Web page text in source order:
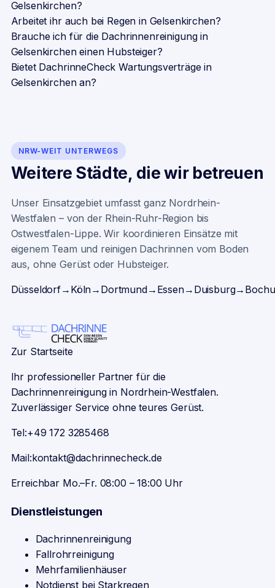
Gelsenkirchen?
Arbeitet ihr auch bei Regen in Gelsenkirchen?
Brauche ich für die Dachrinnenreinigung in
Gelsenkirchen einen Hubsteiger?
Bietet DachrinneCheck Wartungsverträge in
Gelsenkirchen an?
NRW-WEIT UNTERWEGS
Weitere Städte, die wir betreuen
Unser Einsatzgebiet umfasst ganz Nordrhein-
Westfalen – von der Rhein-Ruhr-Region bis
Ostwestfalen-Lippe. Wir koordinieren Einsätze mit
eigenem Team und reinigen Dachrinnen vom Boden
aus, ohne Gerüst oder Hubsteiger.
Düsseldorf→ Köln→ Dortmund→ Essen→ Duisburg→
Zur Startseite
Ihr professioneller Partner für die
Dachrinnenreinigung in Nordrhein-Westfalen.
Zuverlässiger Service ohne teures Gerüst.
Tel:+49 172 3285468
Mail:kontakt@dachrinnecheck.de
Erreichbar Mo.–Fr. 08:00 – 18:00 Uhr
Dienstleistungen
Dachrinnenreinigung
Fallrohrreinigung
Mehrfamilienhäuser
Notdienst bei Starkregen